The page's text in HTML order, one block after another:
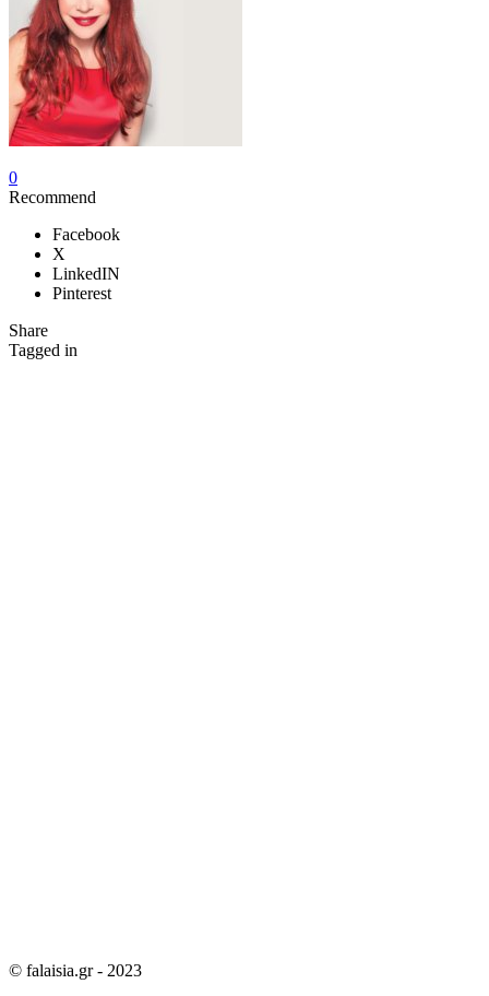
0
Recommend
Facebook
X
LinkedIN
Pinterest
Share
Tagged in
© falaisia.gr - 2023